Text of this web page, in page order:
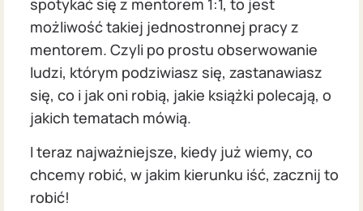
możliwość takiej jednostronnej pracy z
mentorem. Czyli po prostu obserwowanie
ludzi, którym podziwiasz się, zastanawiasz
się, co i jak oni robią, jakie książki polecają, o
jakich tematach mówią.
I teraz najważniejsze, kiedy już wiemy, co
chcemy robić, w jakim kierunku iść, zacznij to
robić!